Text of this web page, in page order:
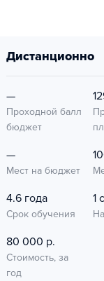
дистанционно
—
Проходной балл
бюджет
—
Мест на бюджет
4.6 года
Срок обучения
1
80 000 р.
Стоимость, за
год